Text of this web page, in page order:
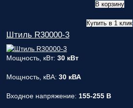
В корзину
Купить в 1 клик
Штиль R30000-3
Мощность, кВт: 30 кВт
Мощность, кВА: 30 кВА
Входное напряжение: 155-255 В